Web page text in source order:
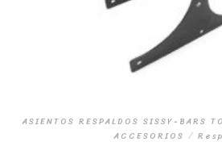
ASIENTOS RESPALDOS SISSY-BARS
ACCESORIOS /